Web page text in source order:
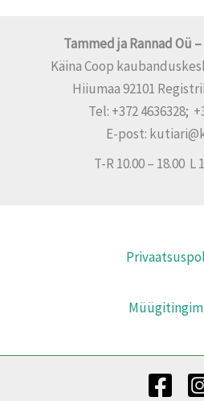
Tammed ja Rannad Oü
Käina Coop
Hiiumaa 92101
Tel: +372 4636328;
E-post:
T-R 10.00 – 18.00 L